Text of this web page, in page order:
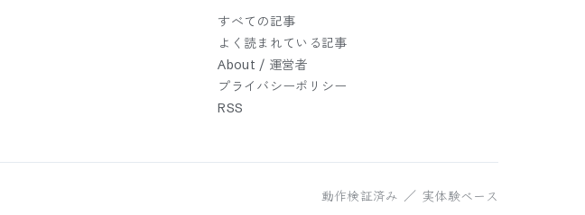
すべての記事
よく読まれている記事
About / 運営者
プライバシーポリシー
RSS
動作検証済み ／ 実体験ベース